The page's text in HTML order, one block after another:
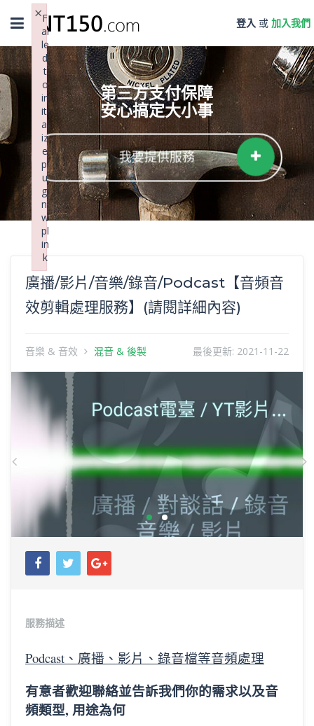
Toggle
navigation
登入 或 加入我們
第三方支付保障
安心搞定大小事
我要提供服務
廣播/影片/音樂/錄音/Podcast【音頻音
效剪輯處理服務】(請閱詳細內容)
音樂 & 音效 混音 & 後製 最後更新: 2021-11-22
Previous
服務描述
Podcast、廣播、影片、錄音檔等音頻處理
有意者歡迎聯絡並告訴我們你的需求以及音
頻類型, 用途為何
F
ai
le
d
t
o
in
iti
al
iz
e
pl
u
gi
n:
w
pl
in
k
×
Failed to initialize plugin: wplink